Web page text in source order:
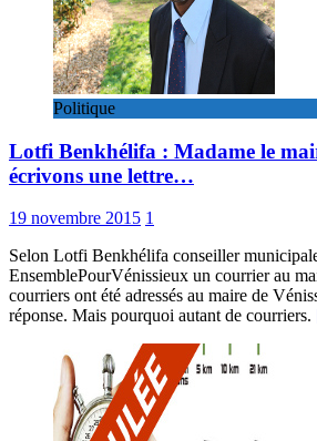
Politique
Lotfi Benkhélifa : Madame le
écrivons une lettre…
19 novembre 2015 1
Selon Lotfi Benkhélifa conseiller
EnsemblePourVénissieux un courrier au
courriers ont été adressés au maire de
réponse. Mais pourquoi autant de courriers.